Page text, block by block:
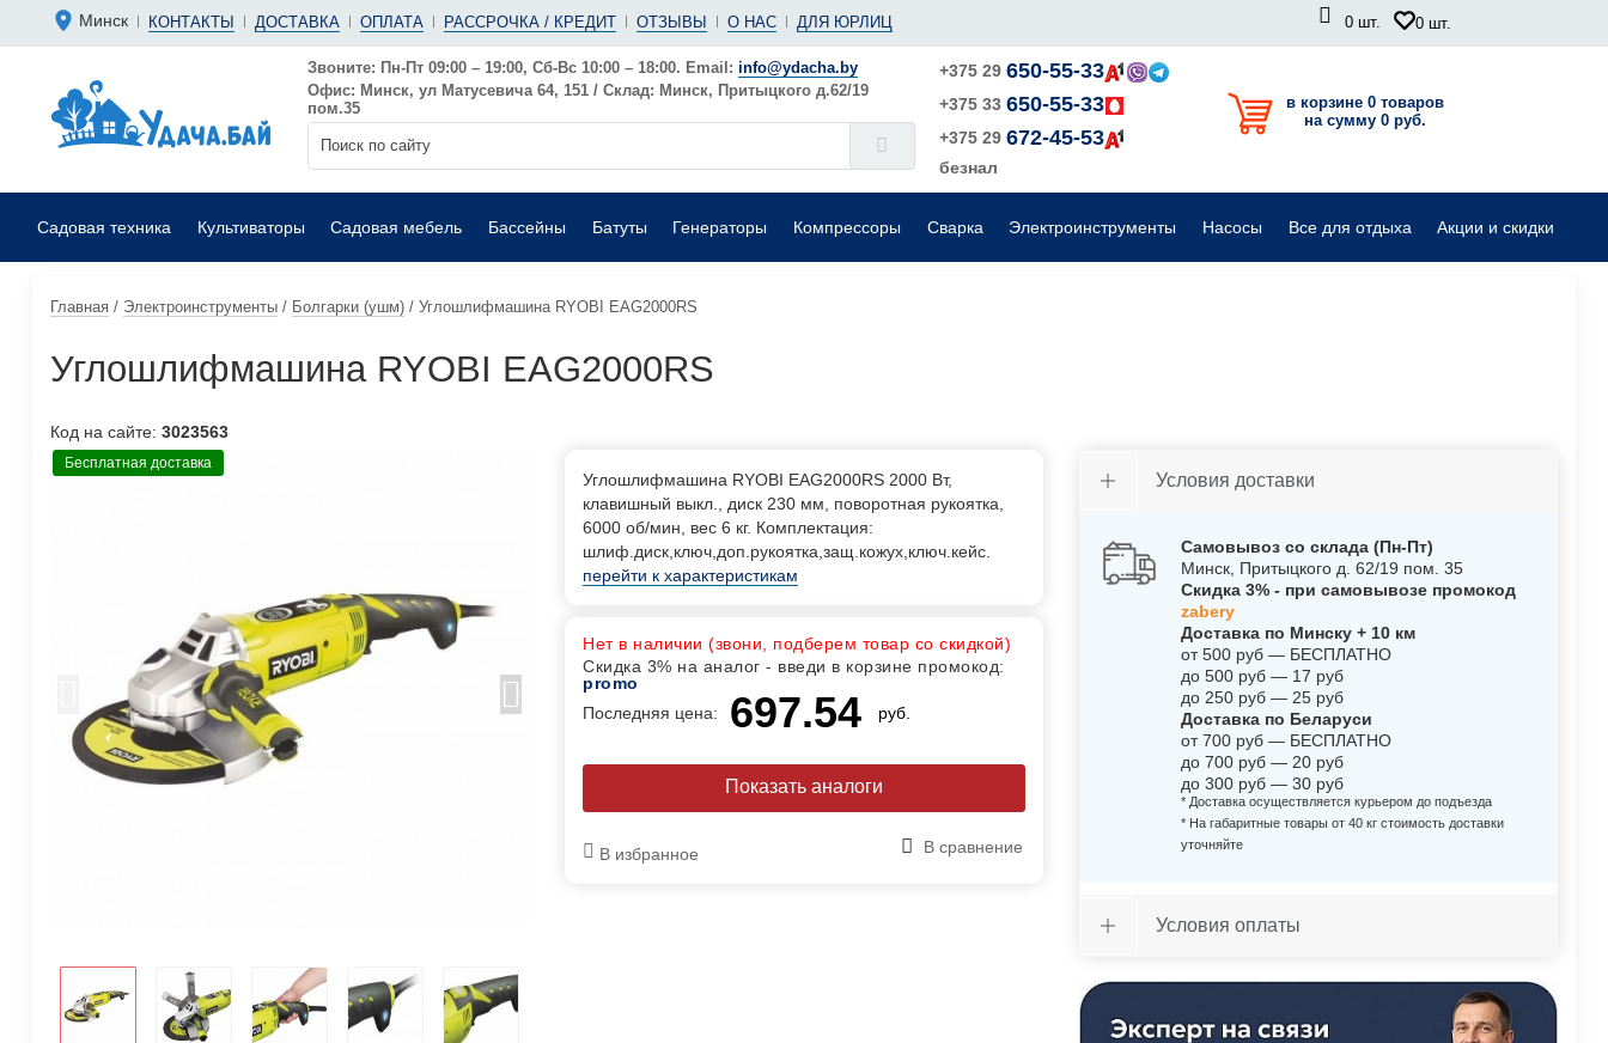
Минск КОНТАКТЫ ДОСТАВКА ОПЛАТА РАССРОЧКА / КРЕДИТ ОТЗЫВЫ О НАС ДЛЯ ЮРЛИЦ 0 шт. 0 шт.
Звоните: Пн-Пт 09:00 – 19:00, Сб-Вс 10:00 – 18:00. Email: info@ydacha.by
Офис: Минск, ул Матусевича 64, 151 / Склад: Минск, Притыцкого д.62/19
пом.35
+375 29 650-55-33
+375 33 650-55-33
+375 29 672-45-53
безнал
в корзине 0 товаров
на сумму 0 руб.
Садовая техника
Аккумуляторные
Садовые воздуходувки
Бензиновые
Мойки высокого давления
Электрические
Садовые измельчители
Комплектующие для садовой техники
Культиваторы Садовая мебель Бассейны Батуты Генераторы Компрессоры Сварка Электроинструменты
Болгарки (ушм)
Шлифовальные машины
Насосы
Мотопомпы
Поверхностные
Все для отдыха Акции и скидки
Главная / Электроинструменты / Болгарки (ушм) / Углошлифмашина RYOBI EAG2000RS
Углошлифмашина RYOBI EAG2000RS
Код на сайте: 3023563
Бесплатная доставка
Углошлифмашина RYOBI EAG2000RS 2000 Вт,
клавишный выкл., диск 230 мм, поворотная рукоятка,
6000 об/мин, вес 6 кг. Комплектация:
шлиф.диск,ключ,доп.рукоятка,защ.кожух,ключ.кейс.
перейти к характеристикам
Нет в наличии (звони, подберем товар со скидкой)
Скидка 3% на аналог - введи в корзине промокод:
promo
Последняя цена:
697.54 руб.
Показать аналоги
В избранное В сравнение
Условия доставки
Самовывоз со склада (Пн-Пт)
Минск, Притыцкого д. 62/19 пом. 35
Скидка 3% - при самовывозе промокод
zabery
Доставка по Минску + 10 км
от 500 руб — БЕСПЛАТНО
до 500 руб — 17 руб
до 250 руб — 25 руб
Доставка по Беларуси
от 700 руб — БЕСПЛАТНО
до 700 руб — 20 руб
до 300 руб — 30 руб
* Доставка осуществляется курьером до подъезда
* На габаритные товары от 40 кг стоимость доставки
уточняйте
Условия оплаты